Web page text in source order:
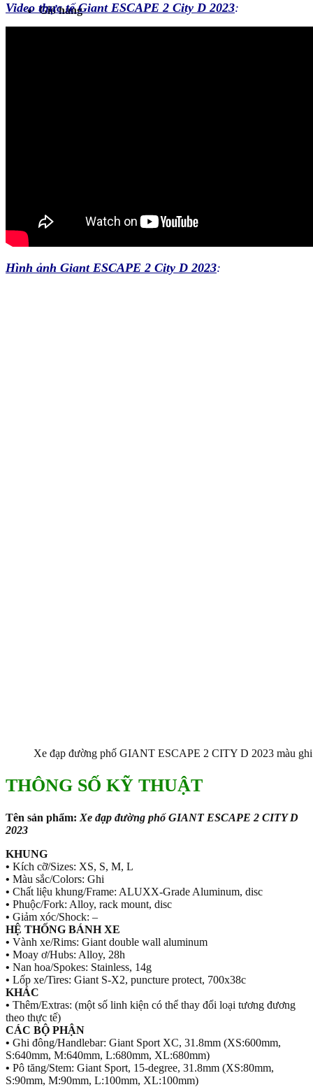
Giỏ hàng
Video thực tế Giant ESCAPE 2 City D 2023:
Hình ảnh Giant ESCAPE 2 City D 2023:
Xe đạp đường phố GIANT ESCAPE 2 CITY D 2023 màu ghi
THÔNG SỐ KỸ THUẬT
Tên sản phẩm: Xe đạp đường phố GIANT ESCAPE 2 CITY D
2023
KHUNG
• Kích cỡ/Sizes: XS, S, M, L
• Màu sắc/Colors: Ghi
• Chất liệu khung/Frame: ALUXX-Grade Aluminum, disc
• Phuộc/Fork: Alloy, rack mount, disc
• Giảm xóc/Shock: –
HỆ THỐNG BÁNH XE
• Vành xe/Rims: Giant double wall aluminum
• Moay ơ/Hubs: Alloy, 28h
• Nan hoa/Spokes: Stainless, 14g
• Lốp xe/Tires: Giant S-X2, puncture protect, 700x38c
KHÁC
• Thêm/Extras: (một số linh kiện có thể thay đổi loại tương đương
theo thực tế)
CÁC BỘ PHẬN
• Ghi đông/Handlebar: Giant Sport XC, 31.8mm (XS:600mm,
S:640mm, M:640mm, L:680mm, XL:680mm)
• Pô tăng/Stem: Giant Sport, 15-degree, 31.8mm (XS:80mm,
S:90mm, M:90mm, L:100mm, XL:100mm)